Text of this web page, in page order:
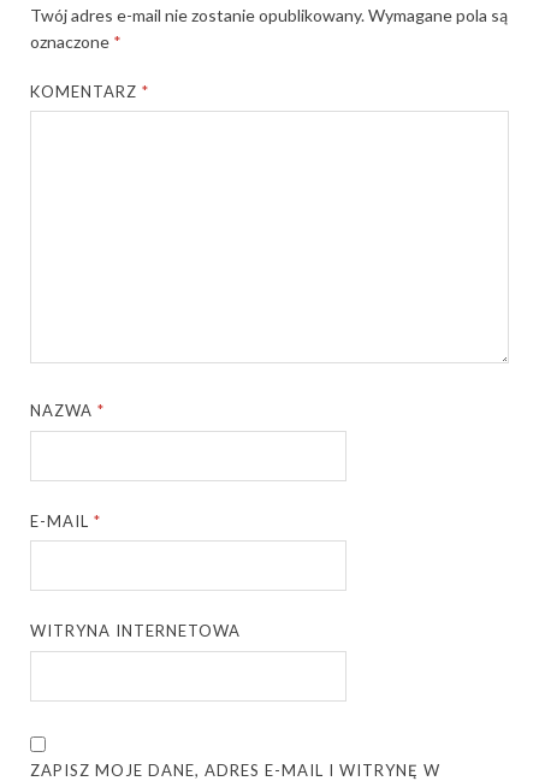
Twój adres e-mail nie zostanie opublikowany.Wymagane pola są
oznaczone *
KOMENTARZ*
NAZWA*
E-MAIL*
WITRYNA INTERNETOWA
ZAPISZ MOJE DANE, ADRES E-MAIL I WITRYNĘ W